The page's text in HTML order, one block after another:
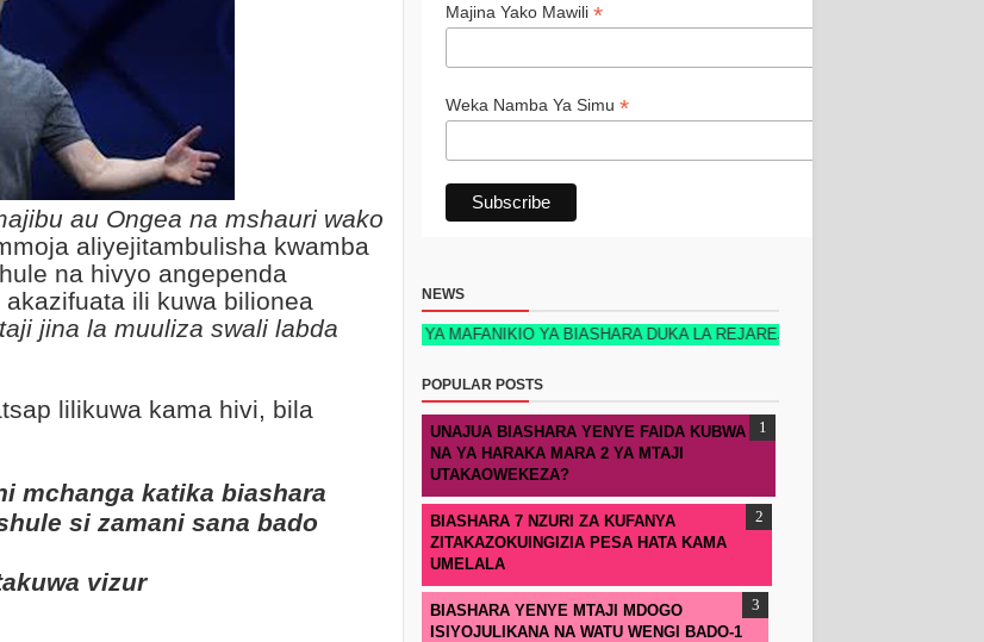
au Ongea na mshauri wako
aliyejitambulisha kwamba
na hivyo angependa
ili kuwa bilionea
jina la muuliza swali labda
lilikuwa kama hivi, bila
mchanga katika biashara
si zamani sana bado
vizur
Majina Yako Mawili *
Weka Namba Ya Simu *
NEWS
KITABU: SIRI YA MAFANIKIO YA BIASHARA DUKA LA REJAREJA NEW TECH EDITION 2026
POPULAR POSTS
UNAJUA BIASHARA YENYE FAIDA KUBWA
NA YA HARAKA MARA 2 YA MTAJI
UTAKAOWEKEZA?
BIASHARA 7 NZURI ZA KUFANYA
ZITAKAZOKUINGIZIA PESA HATA KAMA
UMELALA
BIASHARA YENYE MTAJI MDOGO
ISIYOJULIKANA NA WATU WENGI BADO-1